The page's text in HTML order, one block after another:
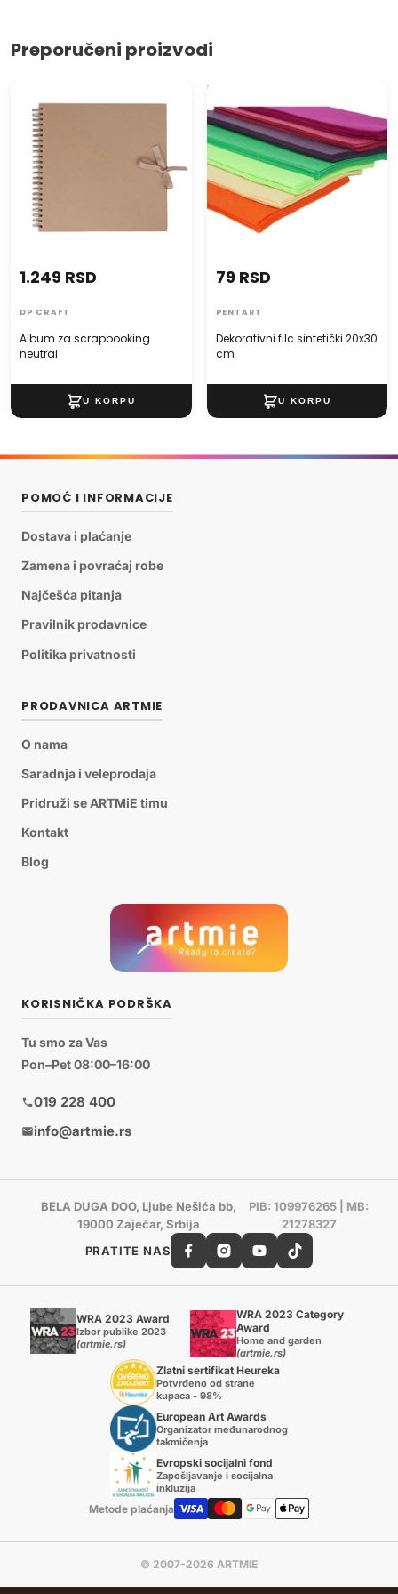
Preporučeni proizvodi
neutral
Album za scrapbooking
neutral
1.249 RSD
DP CRAFT
Dekorativni filc sintetički
20x30 cm
Dekorativni filc sintetički 20x30
cm
79 RSD
PENTART
POMOĆ I INFORMACIJE
Dostava i plaćanje
Zamena i povraćaj robe
Najčešća pitanja
Pravilnik prodavnice
Politika privatnosti
PRODAVNICA ARTMIE
O nama
Saradnja i veleprodaja
Pridruži se ARTMiE timu
Kontakt
Blog
KORISNIČKA PODRŠKA
Tu smo za Vas
Pon–Pet 08:00–16:00
019 228 400
info@artmie.rs
BELA DUGA DOO, Ljube Nešića bb,
19000 Zaječar, Srbija
PIB: 109976265 | MB:
21278327
PRATITE NAS
WRA 2023 Award
Izbor publike 2023
(artmie.rs)
WRA 2023 Category
Award
Home and garden
(artmie.rs)
Zlatni sertifikat Heureka
Potvrđeno od strane
kupaca - 98%
European Art Awards
Organizator međunarodnog
takmičenja
Evropski socijalni fond
Zapošljavanje i socijalna
inkluzija
Metode plaćanja
© 2007-2026 ARTMIE